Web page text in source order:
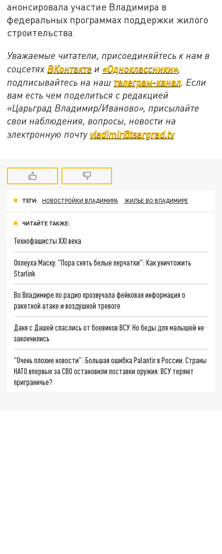
анонсировала участие Владимира в
федеральных программах поддержки жилого
строительства.
Уважаемые читатели, присоединяйтесь к нам в
соцсетях ВКонтакте и«Одноклассники»,
подписывайтесь на наш телеграм-канал. Если
вам есть чем поделиться с редакцией
«Царьград Владимир/Иваново», присылайте
свои наблюдения, вопросы, новости на
электронную почту vladimir@tsargrad.tv
ТЕГИ: НОВОСТРОЙКИ ВЛАДИМИРА ЖИЛЬЕ ВО ВЛАДИМИРЕ
ЧИТАЙТЕ ТАКЖЕ:
Технофашисты XXI века
Оплеуха Маску. "Пора снять белые перчатки": Как уничтожить
Starlink
Во Владимире по радио прозвучала фейковая информация о
ракетной атаке и воздушной тревоге
Даня с Дашей спаслись от боевиков ВСУ. Но беды для малышей не
закончились
"Очень плохие новости": Большая ошибка Palantir в России. Страны
НАТО впервые за СВО остановили поставки оружия. ВСУ теряют
приграничье?